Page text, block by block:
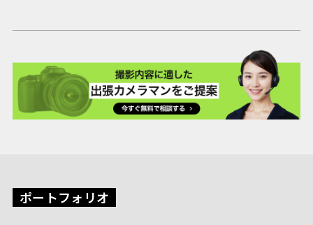
ポートフォリオ